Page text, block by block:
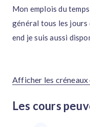
Mon emplois du
général tous les jours
end je suis aussi
Afficher les créneaux
Les cours